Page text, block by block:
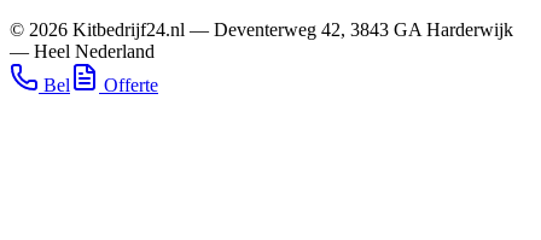
© 2026 Kitbedrijf24.nl — Deventerweg 42, 3843 GA Harderwijk
— Heel Nederland
Bel
Offerte